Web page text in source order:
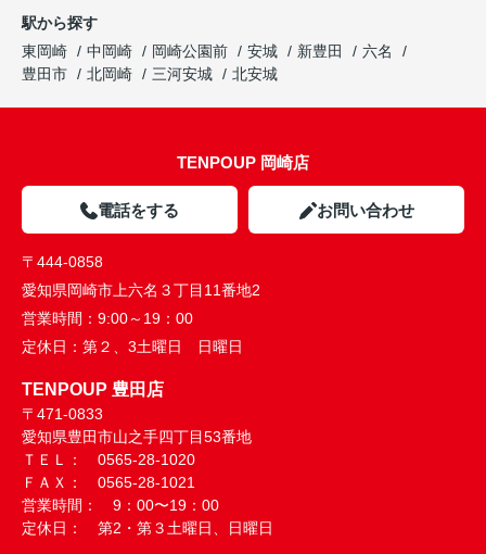
駅から探す
東岡崎
中岡崎 岡崎公園前 安城 新豊田
六名
豊田市
北岡崎 三河安城 北安城
TENPOUP 岡崎店
電話をする お問い合わせ
〒444-0858
愛知県岡崎市上六名３丁目11番地2
営業時間： 9:00～19：00
定休日： 第２、3土曜日 日曜日
TENPOUP 豊田店
〒471-0833
愛知県豊田市山之手四丁目53番地
ＴＥＬ： 0565-28-1020
ＦＡＸ： 0565-28-1021
営業時間： 9：00〜19：00
定休日： 第2・第３土曜日、日曜日